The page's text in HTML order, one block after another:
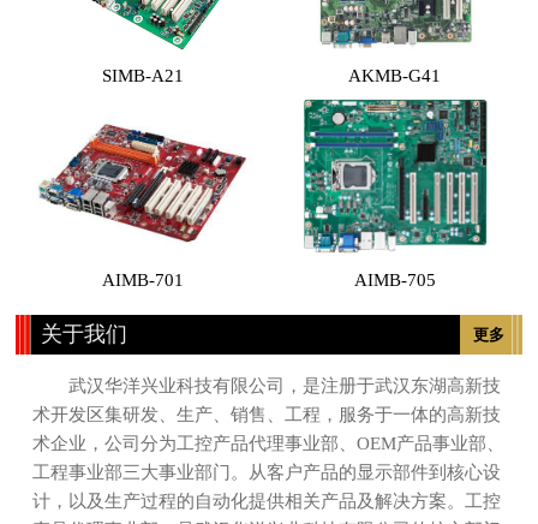
SIMB-A21 AKMB-G41
AIMB-701 AIMB-705
更多
关于我们
武汉华洋兴业科技有限公司，是注册于武汉东湖高新技
术开发区集研发、生产、销售、工程，服务于一体的高新技
术企业，公司分为工控产品代理事业部、OEM产品事业部、
工程事业部三大事业部门。从客户产品的显示部件到核心设
计，以及生产过程的自动化提供相关产品及解决方案。工控